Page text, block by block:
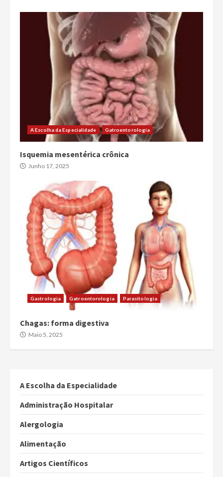
A Escolha da Especialidade Gatroentorologia
Isquemia mesentérica crônica
Junho 17, 2025
Gastrologia Gatroentorologia Parasitologia
Chagas: forma digestiva
Maio 5, 2025
A Escolha da Especialidade
Administração Hospitalar
Alergologia
Alimentação
Artigos Científicos